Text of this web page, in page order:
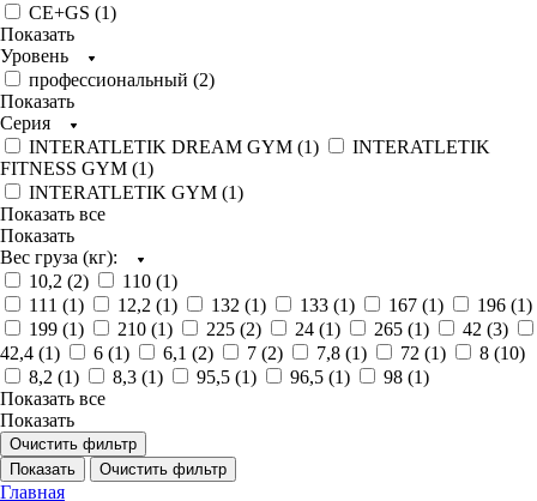
CE+GS (1)
Показать
Уровень
профессиональный (2)
Показать
Серия
INTERATLETIK DREAM GYM (1)
INTERATLETIK
FITNESS GYM (1)
INTERATLETIK GYM (1)
Показать все
Показать
Вес груза (кг):
10,2 (2) 110 (1)
111 (1) 12,2 (1) 132 (1) 133 (1) 167 (1) 196 (1)
199 (1) 210 (1) 225 (2) 24 (1) 265 (1) 42 (3)
42,4 (1) 6 (1) 6,1 (2) 7 (2) 7,8 (1) 72 (1) 8 (10)
8,2 (1) 8,3 (1) 95,5 (1) 96,5 (1) 98 (1)
Показать все
Показать
Очистить фильтр
Показать
Очистить фильтр
Главная